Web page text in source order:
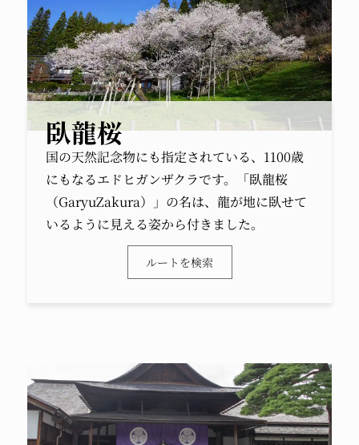
臥龍桜
国の天然記念物にも指定されている、1100歳
にもなるエドヒガンザクラです。「臥龍桜
（GaryuZakura）」の名は、龍が地に臥せて
いるように見える姿から付きました。
ルートを検索